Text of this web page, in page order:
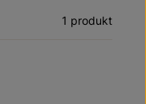
1 produkt